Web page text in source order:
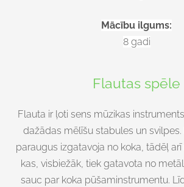
Mācību ilgums:
8 gadi
Flautas spēle
Flauta ir ļoti sens mūzikas
dažādas mēlīšu stabules un
paraugus izgatavoja no koka, tādēļ
kas, visbiežāk, tiek gatavota no
sauc par koka pūšaminstrumentu.